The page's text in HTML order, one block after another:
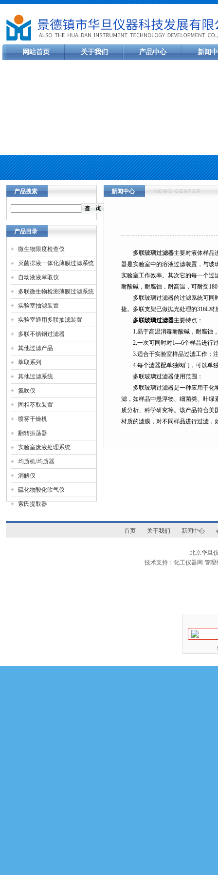
网站首页 关于我们 产品中心 新闻
产品搜索
产品目录
微生物限度检查仪
灭菌排液一体化薄膜过滤系统
自动液液萃取仪
多联微生物检测薄膜过滤系统
实验室抽滤装置
实验室通用多联抽滤装置
多联不锈钢过滤器
其他过滤产品
萃取系列
其他过滤系统
氮吹仪
固相萃取装置
喷雾干燥机
翻转振荡器
实验室废液处理系统
均质机/均质器
消解仪
硫化物酸化吹气仪
索氏提取器
新闻中心
多联玻璃过滤器主要对液体样品
器是实验室中的溶液过滤装置，与玻
实验室工作效率。其次它的每一个过
耐酸碱，耐腐蚀，耐高温，可耐受
多联玻璃过滤器的过滤系统可同时
捷。多联支架已做抛光处理的316L
多联玻璃过滤器主要特点：
1.易于高温消毒耐酸碱，耐腐蚀
2.一次可同时对1—6个样品进行过
3.适合于实验室样品过滤工作；注
4.每个滤器配单独阀门，可以单
多联玻璃过滤器使用范围：
多联玻璃过滤器是一种应用于化学
滤，如样品中悬浮物、细菌类、叶绿
质分析、科学研究等。该产品符合
材质的滤膜，对不同样品进行过滤，
首页 关于我们 新闻中心
北京华旦
技术支持：化工仪器网管理